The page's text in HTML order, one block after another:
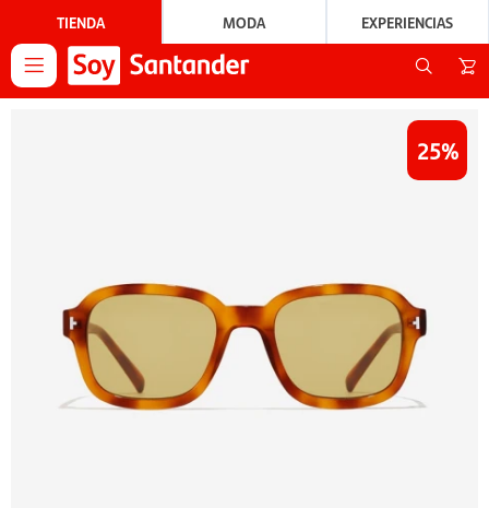
TIENDA MODA EXPERIENCIAS

25